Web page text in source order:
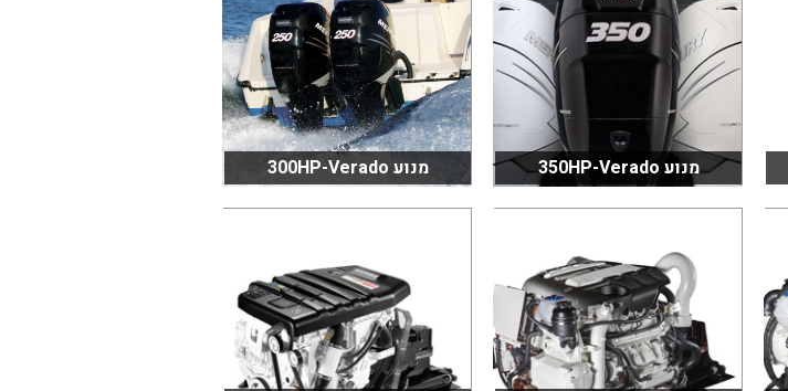
מנוע 350HP-Verado מנוע 300HP-Verado